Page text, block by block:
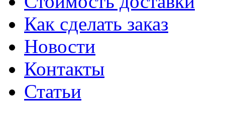
Как сделать заказ
Новости
Контакты
Статьи